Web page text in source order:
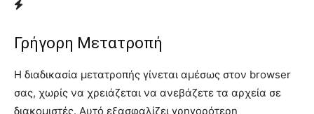
Γρήγορη Μετατροπή
Η διαδικασία μετατροπής γίνεται αμέσως στον browser
σας, χωρίς να χρειάζεται να ανεβάζετε τα αρχεία σε
διακομιστές. Αυτό εξασφαλίζει γρηγορότερη